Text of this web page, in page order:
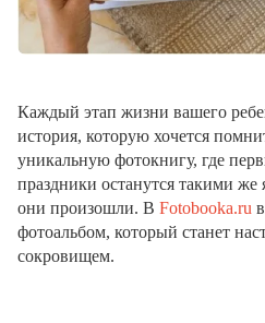
Каждый этап жизни вашего
история, которую хочется
уникальную фотокнигу, где
праздники останутся такими же
они произошли. В Fotobooka.ru
фотоальбом, который станет
сокровищем.